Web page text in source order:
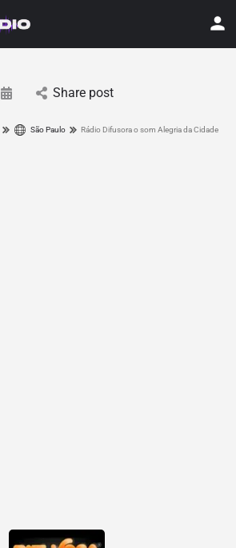
Share post
São Paulo Rádio Difusora o som Alegria da Cidade